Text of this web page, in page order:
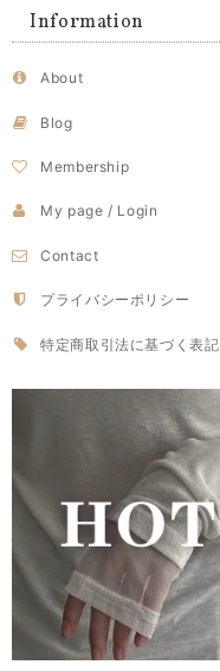
Information
About
Blog
Membership
My page / Login
Contact
プライバシーポリシー
特定商取引法に基づく表記